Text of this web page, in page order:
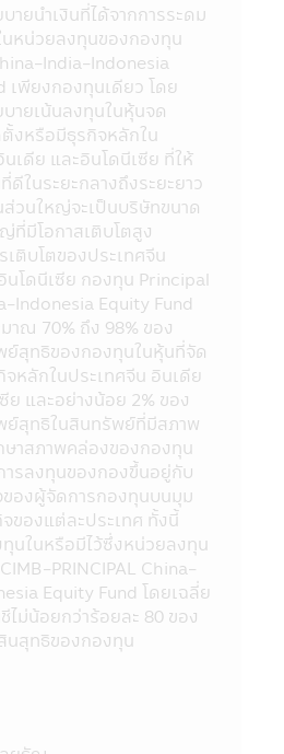
เช่น การทำธุรกรรมกับ
Person) และ
ส่วนที่กำหนดใน
ทุน เป็นต้น ได้ที่สำนักงาน
. หรือโดยผ่านเครือข่าย
งานคณะกรรมการ ก.ล.ต.
นิติบุคคลแยกต่างหากจาก
บริษัทจัดการจึงไม่มีภาระ
ผลขาดทุนของกองทุนรวม
านของกองทุนรวม ไม่ได้ขึ้น
รเงินหรือผลการดำเนินงาน
งทุนรวมใดๆ ที่มีรายชื่อ
คชันผ่านโทรศัพท์มือถือนี้อยู่
ของกฎหมายไทยรวมถึงกฎ
บต่างๆ ที่กำหนดไว้ตามพระ
พย์ และตลาดหลักทรัพย์
พิ่มเติม)
ลิเคชันผ่านโทรศัพท์มือถือ
ใช่คำแนะนำหรือความเห็น
ทนคำแนะนำ หรือมีความมุ่ง
สนอ หรือการเชิญชวนให้
หรือขายผลิตภัณฑ์ด้านการ
ๆ ความเสียหายใด ๆ ที่เกิด
อตัดสินใจจากเนื้อหาในเว็ป
งได้
ดการโครงการของกองทุน
อปพลิเคชันผ่านโทรศัพท์
ายนำเงินที่ได้จากการระดม
หน่วยลงทุนของกองทุน
India-Indonesia
เพียงกองทุนเดียว โดย
ายเน้นลงทุนในหุ้นจด
งหรือมีธุรกิจหลักใน
นเดีย และอินโดนีเซีย ที่ให้
ในระยะกลางถึงระยะยาว
วนใหญ่จะเป็นบริษัทขนาด
ที่มีโอกาสเติบโตสูง
เติบโตของประเทศจีน
นโดนีเซีย กองทุน Principal
Indonesia Equity Fund
าณ 70% ถึง 98% ของ
ย์สุทธิของกองทุนในหุ้นที่จัด
หลักในประเทศจีน อินเดีย
ย และอย่างน้อย 2% ของ
ย์สุทธิในสินทรัพย์ที่มีสภาพ
ษาสภาพคล่องของกองทุน
รลงทุนของกองขึ้นอยู่กับ
องผู้จัดการกองทุนบนมุม
ของแต่ละประเทศ ทั้งนี้
นในหรือมีไว้ซึ่งหน่วยลงทุน
PRINCIPAL China-
Equity Fund โดยเฉลี่ย
ม่น้อยกว่าร้อยละ 80 ของ
นสุทธิของกองทุน